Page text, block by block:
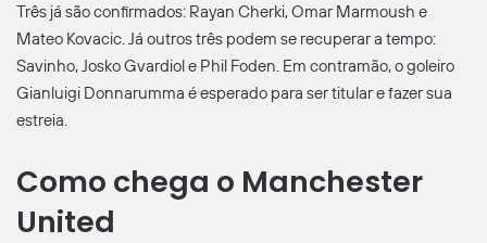
Três já são confirmados: Rayan Cherki, Omar Marmoush e
Mateo Kovacic. Já outros três podem se recuperar a tempo:
Savinho, Josko Gvardiol e Phil Foden. Em contramão, o goleiro
Gianluigi Donnarumma é esperado para ser titular e fazer sua
estreia.
Como chega o Manchester
United